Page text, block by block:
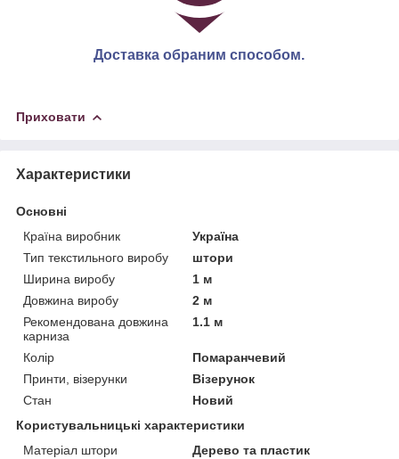
Доставка обраним способом.
Приховати
Характеристики
Основні
Країна виробник
Україна
Тип текстильного виробу
штори
Ширина виробу
1 м
Довжина виробу
2 м
Рекомендована довжина
карниза
1.1 м
Колір
Помаранчевий
Принти, візерунки
Візерунок
Стан
Новий
Користувальницькі характеристики
Матеріал штори
Дерево та пластик